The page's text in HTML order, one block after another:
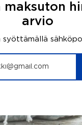
maksuton
arvio
syöttämällä